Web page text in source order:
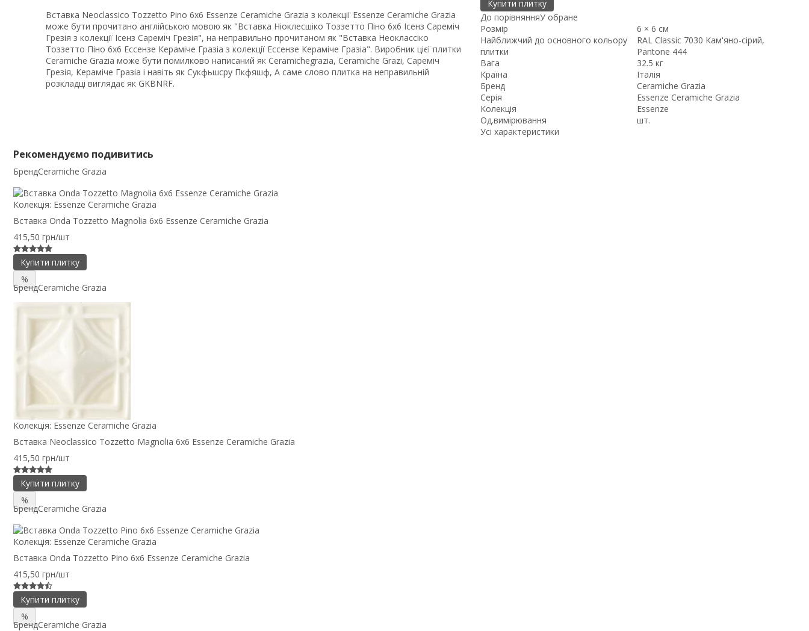
Вставка Neoclassico Tozzetto Pino 6x6 Essenze Ceramiche Grazia з колекції Essenze Ceramiche Grazia
може бути прочитано англійською мовою як "Вставка Ніоклесшіко Тоззетто Піно 6x6 Ісенз Сареміч
Грезія з колекції Ісенз Сареміч Грезія", на неправильно прочитаном як "Вставка Неоклассіко
Тоззетто Піно 6x6 Ессензе Кераміче Гразіа з колекції Ессензе Кераміче Гразіа". Виробник цієї плитки
Ceramiche Grazia може бути помилково написаний як Ceramichegrazia, Ceramiche Grazi, Сареміч
Грезія, Кераміче Гразіа і навіть як Сукфьшсру Пкфяшф, А саме слово плитка на неправильній
розкладці виглядає як GKBNRF.
Купити плитку
До порівнянняУ обране
Розмір
6 × 6 см
Найближчий до основного кольору
плитки
RAL Classic 7030 Кам'яно-сірий,
Pantone 444
Вага
32.5 кг
Країна
Італія
Бренд
Ceramiche Grazia
Серія
Essenze Ceramiche Grazia
Колекція
Essenze
Од.вимірювання
шт.
Усі характеристики
Рекомендуємо подивитись
БрендCeramiche Grazia
Колекція: Essenze Ceramiche Grazia
Вставка Onda Tozzetto Magnolia 6x6 Essenze Ceramiche Grazia
415,50 грн/шт
Купити плитку
%
БрендCeramiche Grazia
Колекція: Essenze Ceramiche Grazia
Вставка Neoclassico Tozzetto Magnolia 6x6 Essenze Ceramiche Grazia
415,50 грн/шт
Купити плитку
%
БрендCeramiche Grazia
Колекція: Essenze Ceramiche Grazia
Вставка Onda Tozzetto Pino 6x6 Essenze Ceramiche Grazia
415,50 грн/шт
Купити плитку
%
БрендCeramiche Grazia